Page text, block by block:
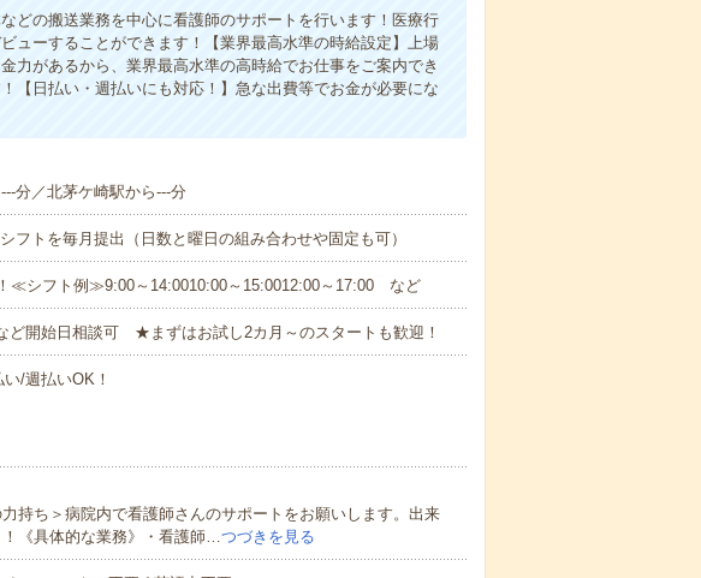
どの搬送業務を中心に看護師のサポートを行います！医療行
ューすることができます！【業界最高水準の時給設定】上場
力があるから、業界最高水準の高時給でお仕事をご案内でき
【日払い・週払いにも対応！】急な出費等でお金が必要にな
分／北茅ケ崎駅から---分
トを毎月提出（日数と曜日の組み合わせや固定も可）
≪シフト例≫9:00～14:0010:00～15:0012:00～17:00 など
ど開始日相談可 ★まずはお試し2カ月～のスタートも歓迎！
/週払いOK！
持ち＞病院内で看護師さんのサポートをお願いします。出来
《具体的な業務》・看護師… つづきを見る